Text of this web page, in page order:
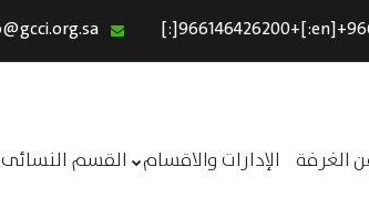
الغرفة الإدارات والاقسام القسم النسائى
الرئيسية
عن الغرفة